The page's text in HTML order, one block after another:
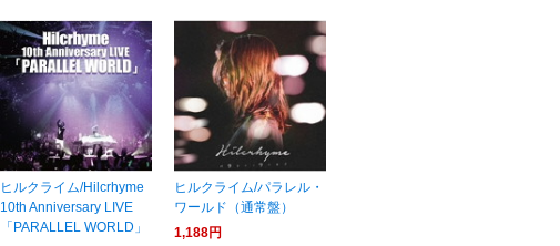
ヒルクライム/Hilcrhyme
10th Anniversary LIVE
「PARALLEL WORLD」
ヒルクライム/パラレル・
ワールド（通常盤）
1,188円